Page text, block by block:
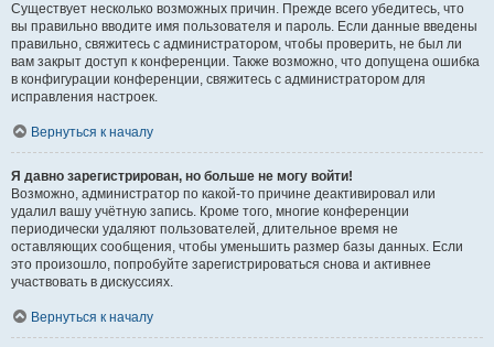
Существует несколько возможных причин. Прежде всего убедитесь, что
вы правильно вводите имя пользователя и пароль. Если данные введены
правильно, свяжитесь с администратором, чтобы проверить, не был ли
вам закрыт доступ к конференции. Также возможно, что допущена ошибка
в конфигурации конференции, свяжитесь с администратором для
исправления настроек.
Вернуться к началу
Я давно зарегистрирован, но больше не могу войти!
Возможно, администратор по какой-то причине деактивировал или
удалил вашу учётную запись. Кроме того, многие конференции
периодически удаляют пользователей, длительное время не
оставляющих сообщения, чтобы уменьшить размер базы данных. Если
это произошло, попробуйте зарегистрироваться снова и активнее
участвовать в дискуссиях.
Вернуться к началу